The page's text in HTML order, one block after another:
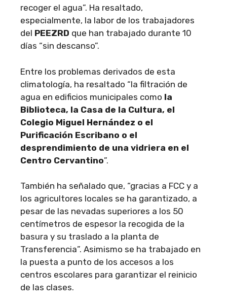
recoger el agua”. Ha resaltado,
especialmente, la labor de los trabajadores
del PEEZRD que han trabajado durante 10
días “sin descanso”.
Entre los problemas derivados de esta
climatología, ha resaltado “la filtración de
agua en edificios municipales como la
Biblioteca, la Casa de la Cultura, el
Colegio Miguel Hernández o el
Purificación Escribano o el
desprendimiento de una vidriera en el
Centro Cervantino”.
También ha señalado que, “gracias a FCC y a
los agricultores locales se ha garantizado, a
pesar de las nevadas superiores a los 50
centímetros de espesor la recogida de la
basura y su traslado a la planta de
Transferencia”. Asimismo se ha trabajado en
la puesta a punto de los accesos a los
centros escolares para garantizar el reinicio
de las clases.